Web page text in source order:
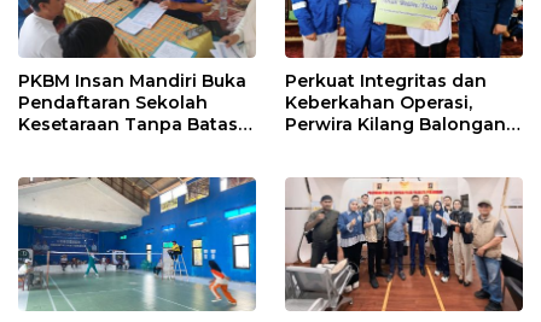
PKBM Insan Mandiri Buka
Pendaftaran Sekolah
Kesetaraan Tanpa Batas
Perkuat Integritas dan
Keberkahan Operasi,
Perwira Kilang Balongan